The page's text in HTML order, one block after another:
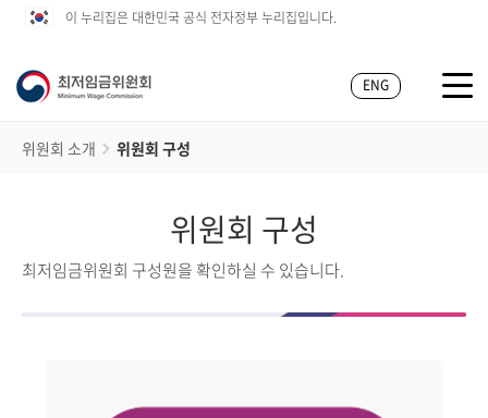
이 누리집은 대한민국 공식 전자정부 누리집입니다.
ENG
위원회 소개 위원회 구성
위원회 구성
최저임금위원회 구성원을 확인하실 수 있습니다.